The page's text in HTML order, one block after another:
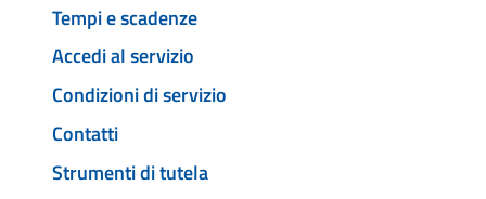
Tempi e scadenze
Accedi al servizio
Condizioni di servizio
Contatti
Strumenti di tutela